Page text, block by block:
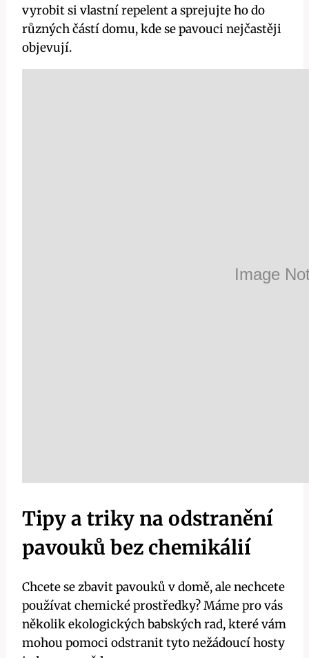
vyrobit si ⁤vlastní​ repelent a sprejujte ho do
různých ⁤částí domu, kde se pavouci ‍nejčastěji
objevují.
Tipy a triky na odstranění
pavouků ⁣bez chemikálií
Chcete ​se zbavit​ pavouků​ v domě, ale nechcete
⁤používat chemické prostředky? Máme pro vás
několik⁤ ekologických babských rad, které vám
mohou ⁢pomoci odstranit tyto nežádoucí hosty